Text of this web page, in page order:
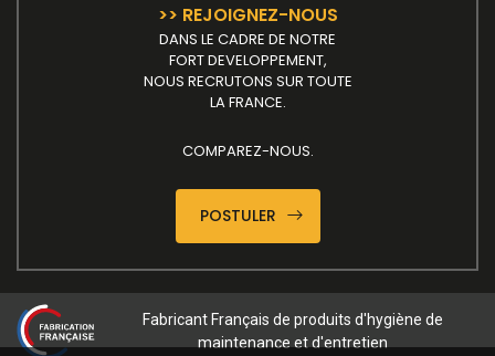
>> REJOIGNEZ-NOUS
DANS LE CADRE DE NOTRE
FORT DEVELOPPEMENT,
NOUS RECRUTONS SUR TOUTE
LA FRANCE.
COMPAREZ-NOUS.
POSTULER
Fabricant Français de produits d'hygiène de
maintenance et d'entretien